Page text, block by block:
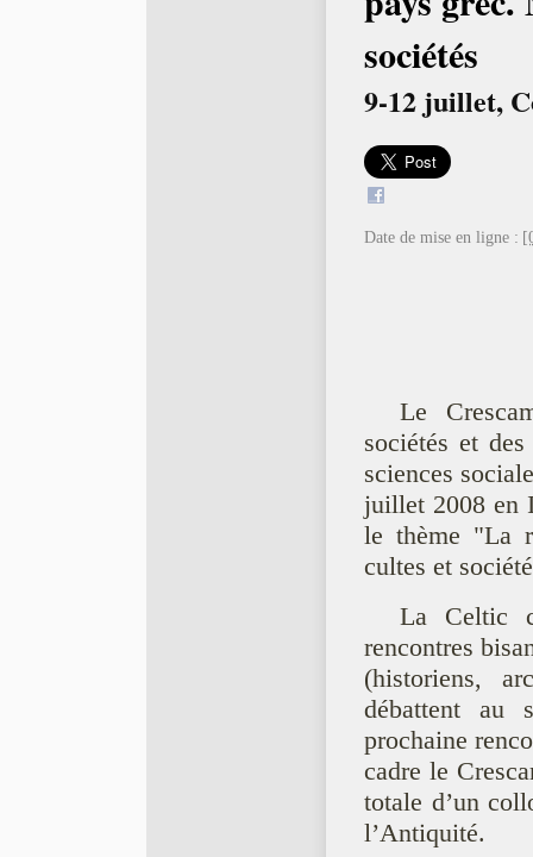
sociétés
9-12 juillet,
Date de mise en ligne :
Le
sociétés et
sciences
juillet 2008 en
le thème "La
cultes et
La Celtic
rencontres
(historiens,
débattent au
prochaine
cadre le
totale d’un
l’Antiquité.